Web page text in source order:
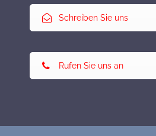
Schreiben Sie uns
Rufen Sie uns an